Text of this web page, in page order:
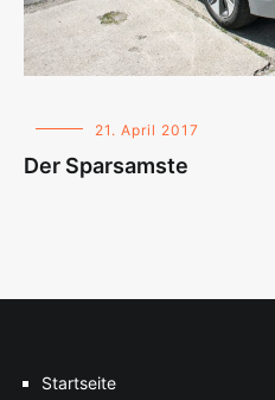
21. April 2017
Der Sparsamste
Startseite